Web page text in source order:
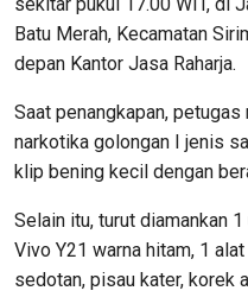
sekitar pukul 17.00 WIT, di
Batu Merah, Kecamatan
depan Kantor Jasa Raharja.
Saat penangkapan,
narkotika golongan I jenis
klip bening kecil dengan
Selain itu, turut diamankan
Vivo Y21 warna hitam, 1
sedotan, pisau kater, korek